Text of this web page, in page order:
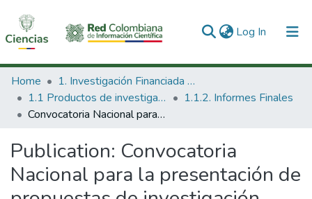
Log In (current)
Communities & Collections
All of DSpace
Home
1. Investigación Financiada con Recursos Públicos
1.1 Productos de investigación
1.1.2. Informes Finales
Convocatoria Nacional para la presentación de propuestas de investigación para desarrollar y poner en funcionamiento los modelos de demanda y de oferta de transporte que permitan proponer opciones en materia de infraestructura para aumentar la competitividad de los productos Colombianos.
Publication: Convocatoria
Nacional para la presentación de